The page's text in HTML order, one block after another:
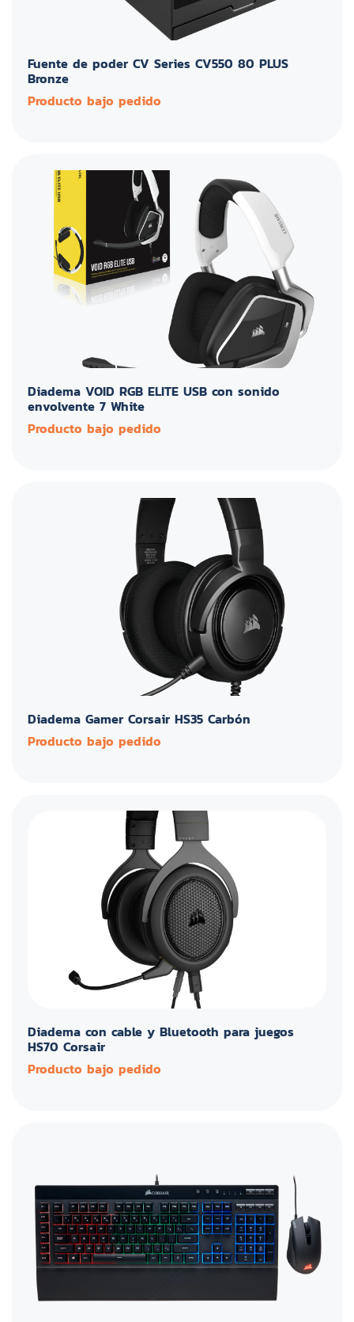
Fuente de poder CV Series CV550 80 PLUS
Bronze
Producto bajo pedido
Diadema VOID RGB ELITE USB con sonido
envolvente 7 White
Producto bajo pedido
Diadema Gamer Corsair HS35 Carbón
Producto bajo pedido
Diadema con cable y Bluetooth para juegos
HS70 Corsair
Producto bajo pedido